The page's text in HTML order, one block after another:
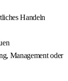
Handeln
Management oder